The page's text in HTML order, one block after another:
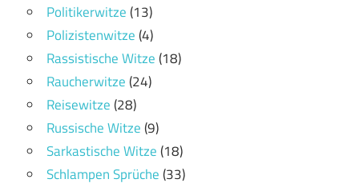
Politikerwitze(13)
Polizistenwitze(4)
Rassistische Witze(18)
Raucherwitze(24)
Reisewitze(28)
Russische Witze(9)
Sarkastische Witze(18)
Schlampen Sprüche(33)